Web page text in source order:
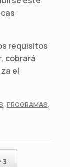
requisitos
cobrará
el
, PROGRAMAS,
3